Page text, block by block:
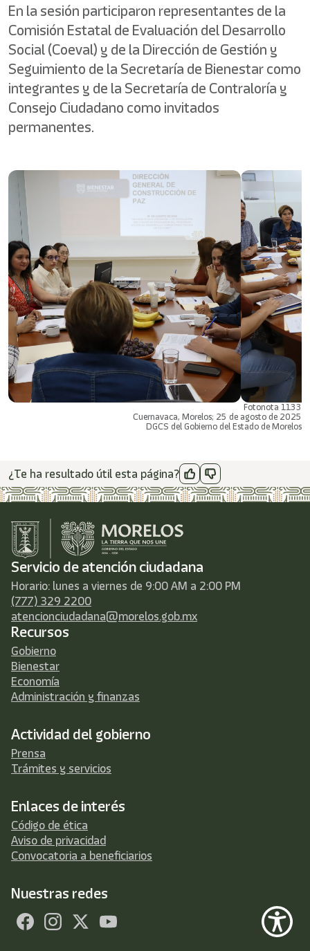
En la sesión participaron representantes de la
Comisión Estatal de Evaluación del Desarrollo
Social (Coeval) y de la Dirección de Gestión y
Seguimiento de la Secretaría de Bienestar como
integrantes y de la Secretaría de Contraloría y
Consejo Ciudadano como invitados
permanentes.
Fotonota 1133
Cuernavaca, Morelos; 25 de agosto de 2025
DGCS del Gobierno del Estado de Morelos
¿Te ha resultado útil esta página?
Servicio de atención ciudadana
Horario: lunes a viernes de 9:00 AM a 2:00 PM
(777) 329 2200
atencionciudadana@morelos.gob.mx
Recursos
Gobierno
Bienestar
Economía
Administración y finanzas
Actividad del gobierno
Prensa
Trámites y servicios
Enlaces de interés
Código de ética
Aviso de privacidad
Convocatoria a beneficiarios
Nuestras redes